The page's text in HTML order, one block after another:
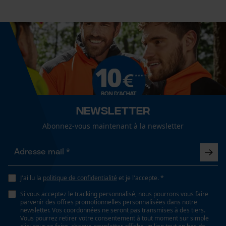
Newsletter
Abonnez-vous maintenant à la newsletter
J'ai lu la politique de confidentialité et je l'accepte. *
Si vous acceptez le tracking personnalisé, nous pourrons vous faire
parvenir des offres promotionnelles personnalisées dans notre
newsletter. Vos coordonnées ne seront pas transmises à des tiers.
Vous pourrez retirer votre consentement à tout moment sur simple
Cookies statistiques
Mouseflow Web Analytics Tool
Fact-Finder Tracking
Cookies de performance et de
fonctionnalité